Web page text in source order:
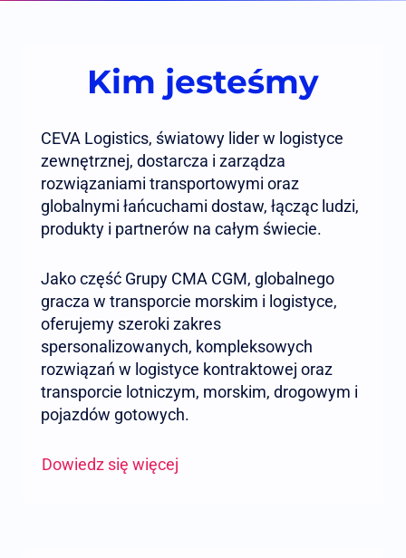
Kim jesteśmy
CEVA Logistics, światowy lider w logistyce
zewnętrznej, dostarcza i zarządza
rozwiązaniami transportowymi oraz
globalnymi łańcuchami dostaw, łącząc ludzi,
produkty i partnerów na całym świecie.
Jako część Grupy CMA CGM, globalnego
gracza w transporcie morskim i logistyce,
oferujemy szeroki zakres
spersonalizowanych, kompleksowych
rozwiązań w logistyce kontraktowej oraz
transporcie lotniczym, morskim, drogowym i
pojazdów gotowych.
Dowiedz się więcej